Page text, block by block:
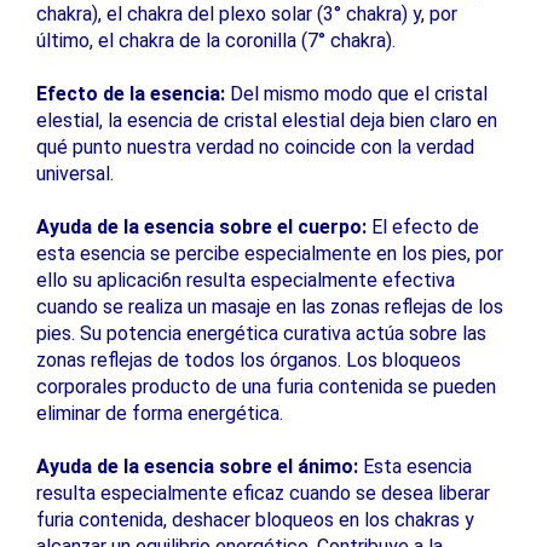
chakra), el chakra del plexo solar (3° chakra) y, por
último, el chakra de la coronilla (7° chakra).
Efecto de la esencia: Del mismo modo que el cristal
elestial, la esencia de cristal elestial deja bien claro en
qué punto nuestra verdad no coincide con la verdad
universal.
Ayuda de la esencia sobre el cuerpo: El efecto de
esta esencia se percibe especialmente en los pies, por
ello su aplicaci6n resulta especialmente efectiva
cuando se realiza un masaje en las zonas reflejas de los
pies. Su potencia energética curativa actúa sobre las
zonas reflejas de todos los órganos. Los bloqueos
corporales producto de una furia contenida se pueden
eliminar de forma energética.
Ayuda de la esencia sobre el ánimo: Esta esencia
resulta especialmente eficaz cuando se desea liberar
furia contenida, deshacer bloqueos en los chakras y